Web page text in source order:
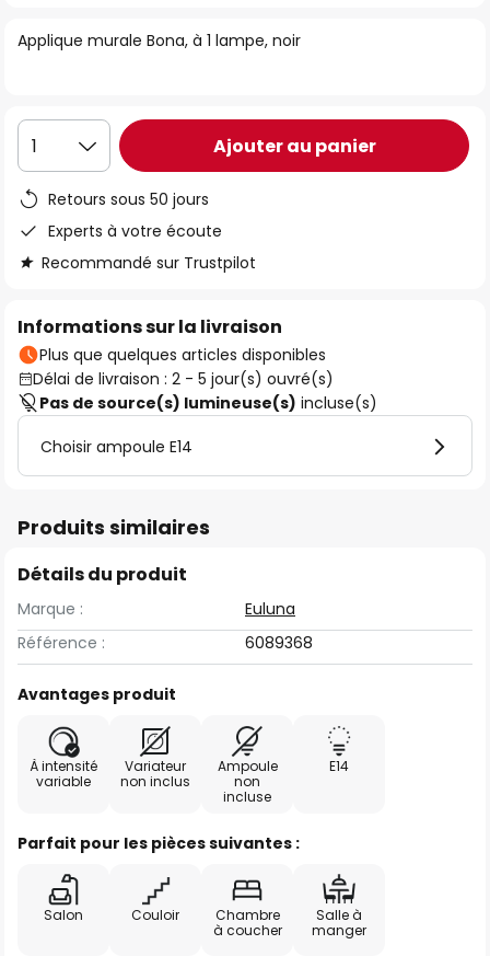
the
Applique murale Bona, à 1 lampe, noir
1 Ajouter au panier
Retours sous 50 jours
Experts à votre écoute
Recommandé sur Trustpilot
Informations sur la livraison
Plus que quelques articles disponibles
Délai de livraison : 2 - 5 jour(s) ouvré(s)
Pas de source(s) lumineuse(s) incluse(s)
Choisir ampoule E14
Produits similaires
Détails du produit
Marque :
Euluna
Référence :
6089368
Avantages produit
À intensité
variable
Variateur
non inclus
Ampoule
non
incluse
E14
Parfait pour les pièces suivantes :
Salon Couloir
Chambre
à coucher
Salle à
manger